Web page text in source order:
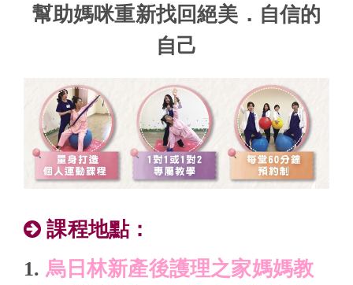
幫助媽咪重新找回絕美．自信的
自己
課程地點：
1. 烏日林新產後護理之家媽媽教